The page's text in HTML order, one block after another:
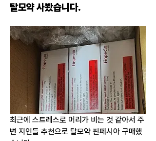
탈모약 사봤습니다.
최근에 스트레스로 머리가 비는 것 같아서 주
변 지인들 추천으로 탈모약 핀페시아 구매했